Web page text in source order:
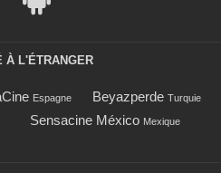
À L'ÉTRANGER
Espagne Beyazperde Turquie
Sensacine México Mexique